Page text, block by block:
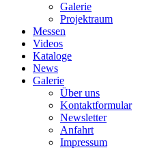
Galerie
Projektraum
Messen
Videos
Kataloge
News
Galerie
Über uns
Kontaktformular
Newsletter
Anfahrt
Impressum